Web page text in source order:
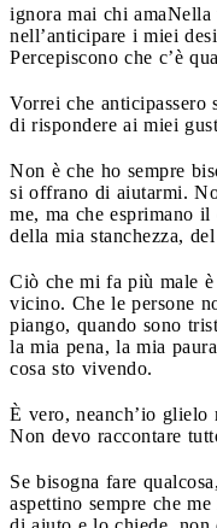
ignora mai chi amaNella
nell’anticipare i miei
Percepiscono che c’è
Vorrei che anticipassero
di rispondere ai miei
Non è che ho sempre
si offrano di aiutarmi.
me, ma che esprimano
della mia stanchezza,
Ciò che mi fa più male
vicino. Che le persone
piango, quando sono
la mia pena, la mia
cosa sto vivendo.
È vero, neanch’io glielo
Non devo raccontare
Se bisogna fare
aspettino sempre che